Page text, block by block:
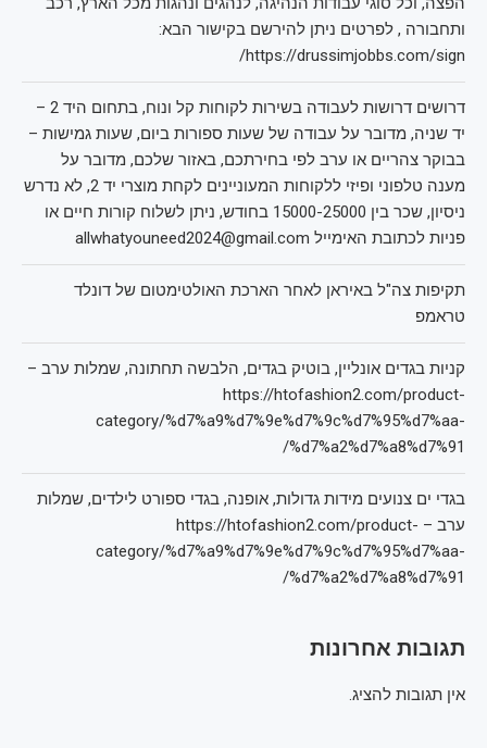
ותחבורה , לפרטים ניתן להירשם בקישור הבא:
https://drussimjobbs.com/sign/
דרושים דרושות לעבודה בשירות לקוחות קל ונוח, בתחום היד 2 –
יד שניה, מדובר על עבודה של שעות ספורות ביום, שעות גמישות –
בבוקר צהריים או ערב לפי בחירתכם, באזור שלכם, מדובר על
מענה טלפוני ופיזי ללקוחות המעוניינים לקחת מוצרי יד 2, לא נדרש
ניסיון, שכר בין 15000-25000 בחודש, ניתן לשלוח קורות חיים או
פניות לכתובת האימייל allwhatyouneed2024@gmail.com
תקיפות צה"ל באיראן לאחר הארכת האולטימטום של דונלד
טראמפ
קניות בגדים אונליין, בוטיק בגדים, הלבשה תחתונה, שמלות ערב –
https://htofashion2.com/product-
category/%d7%a9%d7%9e%d7%9c%d7%95%d7%aa-
%d7%a2%d7%a8%d7%91/
בגדי ים צנועים מידות גדולות, אופנה, בגדי ספורט לילדים, שמלות
ערב – https://htofashion2.com/product-
category/%d7%a9%d7%9e%d7%9c%d7%95%d7%aa-
%d7%a2%d7%a8%d7%91/
תגובות אחרונות
אין תגובות להציג.